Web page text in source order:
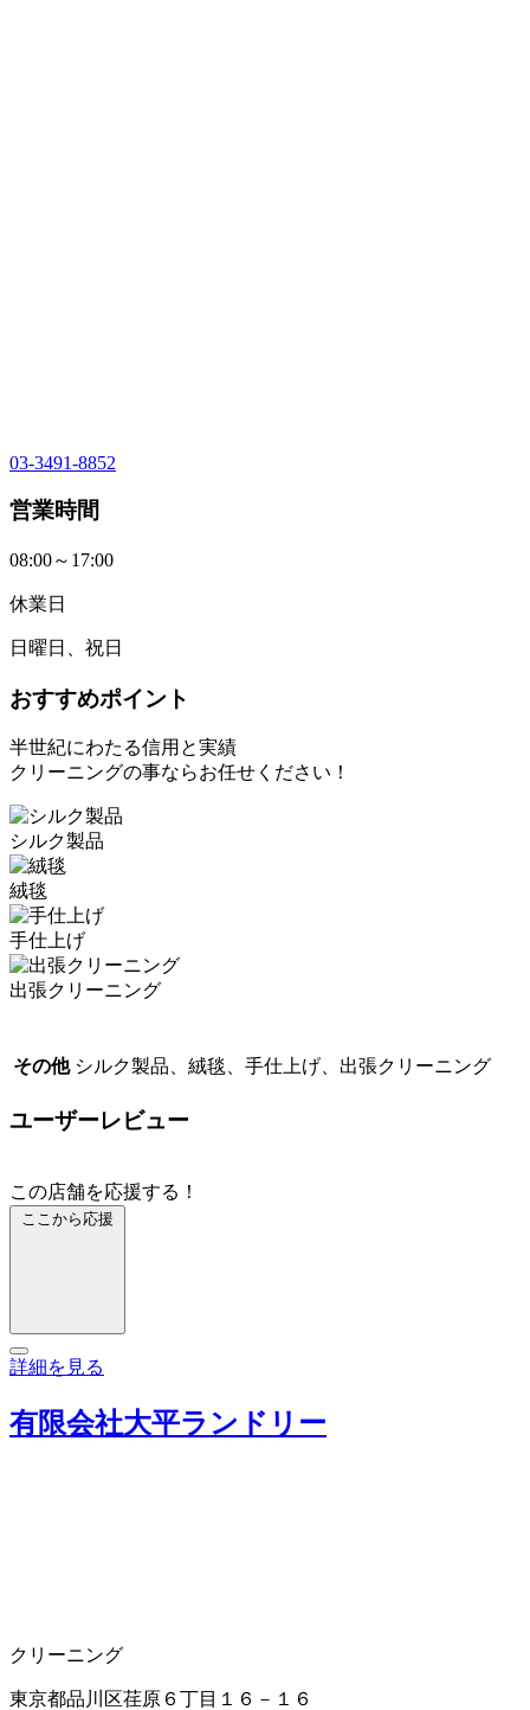
03-3491-8852
営業時間
08:00～17:00
休業日
日曜日、祝日
おすすめポイント
半世紀にわたる信用と実績
クリーニングの事ならお任せください！
シルク製品
絨毯
手仕上げ
出張クリーニング
その他 シルク製品、絨毯、手仕上げ、出張クリーニング
ユーザーレビュー
この店舗を応援する！
ここから応援
詳細を見る
有限会社大平ランドリー
クリーニング
東京都品川区荏原６丁目１６－１６